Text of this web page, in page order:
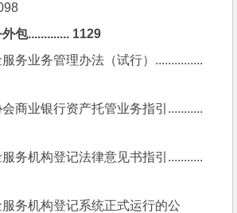
包............. 1129
务业务管理办法（试行）...............
商业银行资产托管业务指引...........
务机构登记法律意见书指引...........
务机构登记系统正式运行的公